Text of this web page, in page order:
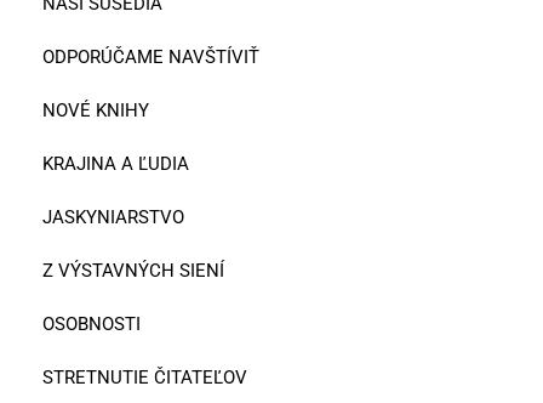
ODPORÚČAME NAVŠTÍVIŤ
NOVÉ KNIHY
KRAJINA A ĽUDIA
JASKYNIARSTVO
Z VÝSTAVNÝCH SIENÍ
OSOBNOSTI
STRETNUTIE ČITATEĽOV